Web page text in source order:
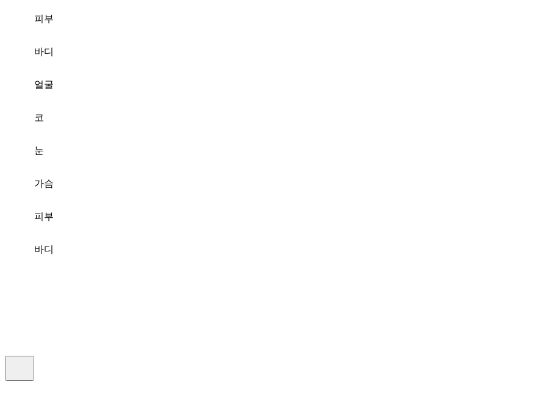
피부
바디
얼굴
코
눈
가슴
피부
바디